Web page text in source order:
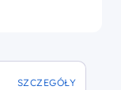
SZCZEGÓŁY